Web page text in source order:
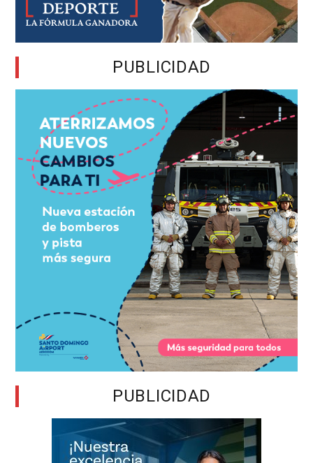
PUBLICIDAD
PUBLICIDAD